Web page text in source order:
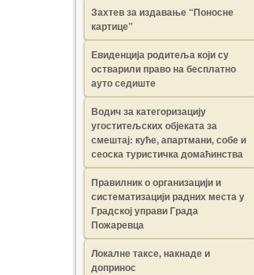
Захтев за издавање “Поносне
картице”
Евиденција родитеља који су
остварили право на бесплатно
ауто седиште
Водич за категоризацију
угоститељских објеката за
смештај: куће, апартмани, собе и
сеоска туристичка домаћинства
Правилник о организацији и
систематизацији радних места у
Градској управи Града
Пожаревца
Локалне таксе, накнаде и
допринос